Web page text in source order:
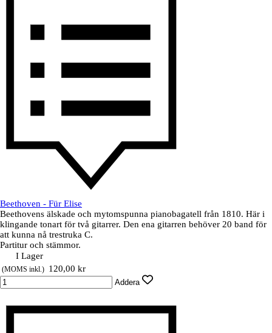
Beethoven - Für Elise
Beethovens älskade och mytomspunna pianobagatell från 1810. Här i
klingande tonart för två gitarrer. Den ena gitarren behöver 20 band för
att kunna nå trestruka C.
Partitur och stämmor.
I Lager
(MOMS inkl.) Pris utan rabatt
120,00 kr
Addera